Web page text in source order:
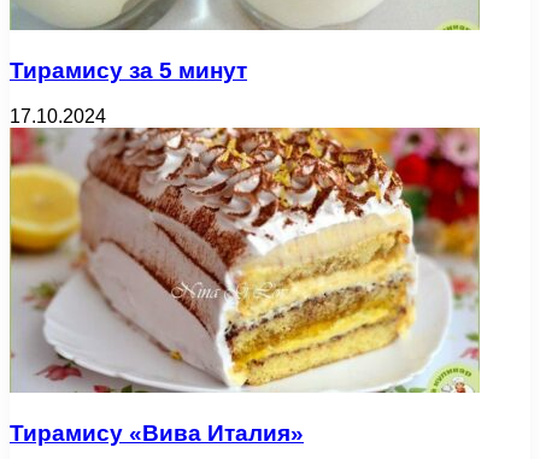
Тирамису за 5 минут
17.10.2024
Тирамису «Вива Италия»